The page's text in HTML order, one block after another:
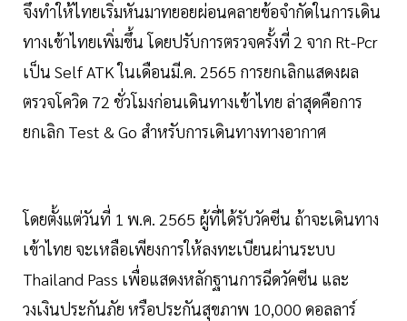
จึงทำให้ไทยเริ่มหันมาทยอยผ่อนคลายข้อจำกัดในการเดิน
ทางเข้าไทยเพิ่มขึ้น โดยปรับการตรวจครั้งที่ 2 จาก Rt-Pcr
เป็น Self ATK ในเดือนมี.ค. 2565 การยกเลิกแสดงผล
ตรวจโควิด 72 ชั่วโมงก่อนเดินทางเข้าไทย ล่าสุดคือการ
ยกเลิก Test & Go สำหรับการเดินทางทางอากาศ
โดยตั้งแต่วันที่ 1 พ.ค. 2565 ผู้ที่ได้รับวัคซีน ถ้าจะเดินทาง
เข้าไทย จะเหลือเพียงการให้ลงทะเบียนผ่านระบบ
Thailand Pass เพื่อแสดงหลักฐานการฉีดวัคซีน และ
วงเงินประกันภัย หรือประกันสุขภาพ 10,000 ดอลลาร์